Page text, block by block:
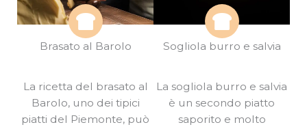
Brasato al Barolo
La ricetta del brasato al
Barolo, uno dei tipici
piatti del Piemonte, può
Sogliola burro e salvia
La sogliola burro e salvia
è un secondo piatto
saporito e molto